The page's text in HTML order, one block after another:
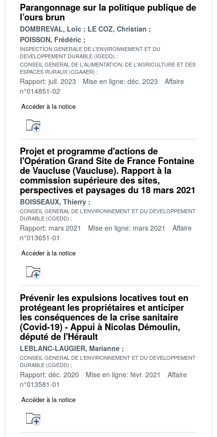
Parangonnage sur la politique publique de
l’ours brun
DOMBREVAL, Loïc
LE COZ, Christian
POISSON, Frédéric
INSPECTION GENERALE DE L'ENVIRONNEMENT ET DU
DEVELOPPEMENT DURABLE (IGEDD)
CONSEIL GENERAL DE L'ALIMENTATION, DE L'AGRICULTURE ET DES
ESPACES RURAUX (CGAAER)
Rapport: juil. 2023 Mise en ligne: déc. 2023
Affaire
n°014851-02
Accéder à la notice
Projet et programme d'actions de
l'Opération Grand Site de France Fontaine
de Vaucluse (Vaucluse). Rapport à la
commission supérieure des sites,
perspectives et paysages du 18 mars 2021
BOISSEAUX, Thierry
CONSEIL GENERAL DE L'ENVIRONNEMENT ET DU DEVELOPPEMENT
DURABLE (CGEDD)
Rapport: mars 2021 Mise en ligne: mars 2021
Affaire
n°013651-01
Accéder à la notice
Prévenir les expulsions locatives tout en
protégeant les propriétaires et anticiper
les conséquences de la crise sanitaire
(Covid-19) - Appui à Nicolas Démoulin,
député de l'Hérault
LEBLANC-LAUGIER, Marianne
CONSEIL GENERAL DE L'ENVIRONNEMENT ET DU DEVELOPPEMENT
DURABLE (CGEDD)
Rapport: déc. 2020 Mise en ligne: févr. 2021
Affaire
n°013581-01
Accéder à la notice